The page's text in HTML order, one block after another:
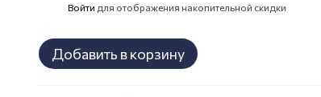
Войти для отображения накопительной скидки
Добавить в корзину